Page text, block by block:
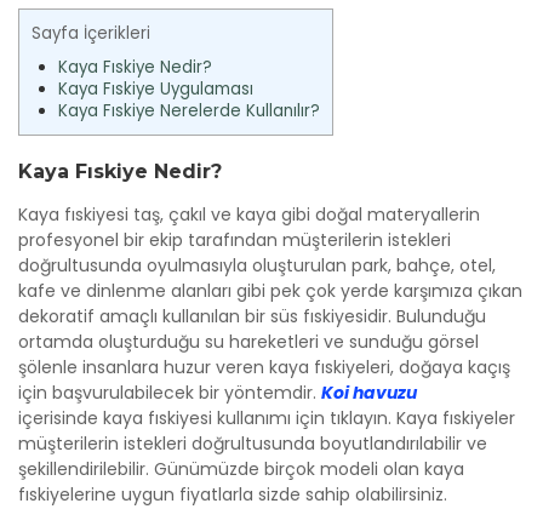
Sayfa İçerikleri
Kaya Fıskiye Nedir?
Kaya Fıskiye Uygulaması
Kaya Fıskiye Nerelerde Kullanılır?
Kaya Fıskiye Nedir?
Kaya fıskiyesi taş, çakıl ve kaya gibi doğal materyallerin
profesyonel bir ekip tarafından müşterilerin istekleri
doğrultusunda oyulmasıyla oluşturulan park, bahçe, otel,
kafe ve dinlenme alanları gibi pek çok yerde karşımıza çıkan
dekoratif amaçlı kullanılan bir süs fıskiyesidir. Bulunduğu
ortamda oluşturduğu su hareketleri ve sunduğu görsel
şölenle insanlara huzur veren kaya fıskiyeleri, doğaya kaçış
için başvurulabilecek bir yöntemdir. Koi havuzu
içerisinde kaya fıskiyesi kullanımı için tıklayın. Kaya fıskiyeler
müşterilerin istekleri doğrultusunda boyutlandırılabilir ve
şekillendirilebilir. Günümüzde birçok modeli olan kaya
fıskiyelerine uygun fiyatlarla sizde sahip olabilirsiniz.